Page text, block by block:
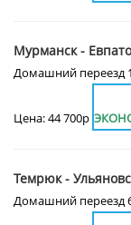
Мурманск -
Домашний переезд
Цена: 44 700р
Темрюк -
Домашний переезд